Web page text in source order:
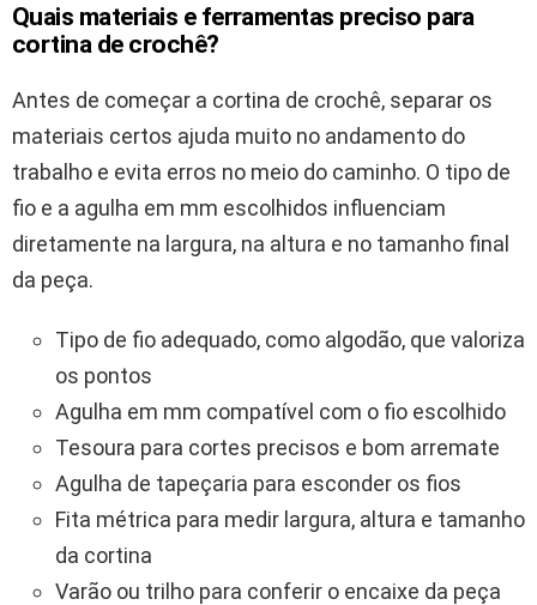
Quais materiais e ferramentas preciso para
cortina de crochê?
Antes de começar a cortina de crochê, separar os
materiais certos ajuda muito no andamento do
trabalho e evita erros no meio do caminho. O tipo de
fio e a agulha em mm escolhidos influenciam
diretamente na largura, na altura e no tamanho final
da peça.
Tipo de fio adequado, como algodão, que valoriza
os pontos
Agulha em mm compatível com o fio escolhido
Tesoura para cortes precisos e bom arremate
Agulha de tapeçaria para esconder os fios
Fita métrica para medir largura, altura e tamanho
da cortina
Varão ou trilho para conferir o encaixe da peça